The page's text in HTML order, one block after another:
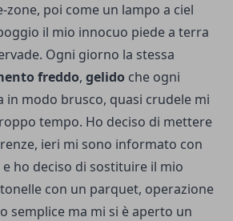
zone, poi come un lampo a ciel
il mio innocuo piede a terra
Ogni giorno la stessa
freddo, gelido che ogni
in modo brusco, quasi crudele mi
tempo. Ho deciso di mettere
ieri mi sono informato con
e ho deciso di sostituire il mio
con un parquet, operazione
semplice ma mi si è aperto un